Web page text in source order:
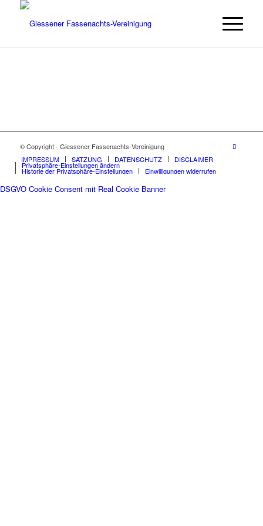
© Copyright - Giessener Fassenachts-Vereinigung
IMPRESSUM
SATZUNG DATENSCHUTZ DISCLAIMER
Privatsphäre-Einstellungen ändern
Historie der Privatsphäre-Einstellungen Einwilligungen widerrufen
DSGVO Cookie Consent mit Real Cookie Banner